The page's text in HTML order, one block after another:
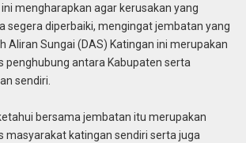
ini mengharapkan agar kerusakan yang
segera diperbaiki, mengingat jembatan yang
Aliran Sungai (DAS) Katingan ini merupakan
penghubung antara Kabupaten serta
sendiri.
bersama jembatan itu merupakan
masyarakat katingan sendiri serta juga